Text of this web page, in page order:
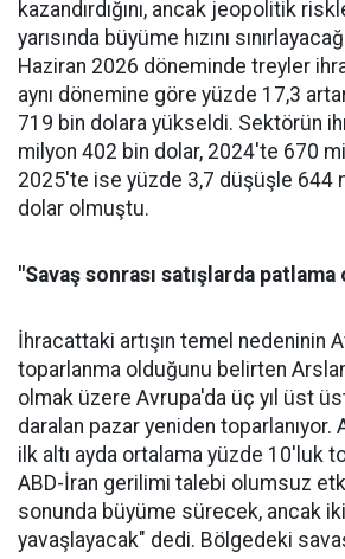
kazandır­dığını, ancak jeopolitik
yarısında büyüme hızını
Haziran 2026 döneminde treyler
aynı dönemine göre yüzde 17,3
719 bin dolara yüksel­di. Sektörün
milyon 402 bin dolar, 2024'te 670
2025'te ise yüzde 3,7 düşüşle 644
dolar olmuştu.
"Savaş sonrası satışlarda
İhracattaki artışın temel nede­ninin
topar­lanma olduğunu belirten
olmak üzere Av­rupa'da üç yıl üst
daralan pazar yeniden to­parlanıyor.
ilk altı ayda ortalama yüzde 10'luk
ABD-İran geri­limi talebi olumsuz
sonunda büyüme sürecek, ancak
yavaşlayacak" dedi. Bölgedeki